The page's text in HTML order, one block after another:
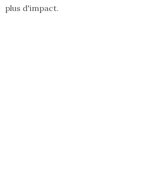
plus d'impact.